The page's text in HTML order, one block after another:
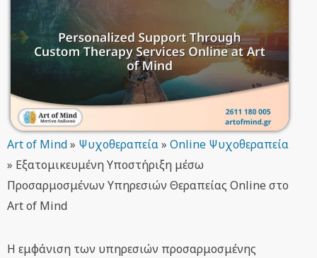
Art of Mind» Ψυχοθεραπεία» Online Ψυχοθεραπεία
» Εξατομικευμένη Υποστήριξη μέσω
Προσαρμοσμένων Υπηρεσιών Θεραπείας Online στο
Art of Mind
Η εμφάνιση των υπηρεσιών προσαρμοσμένης